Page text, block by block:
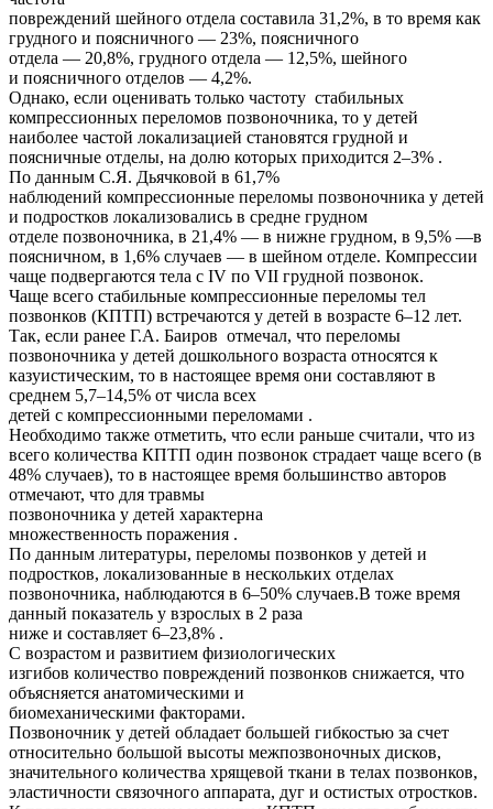
повреждений шейного отдела составила 31,2%, в то время как
грудного и поясничного — 23%, поясничного
отдела — 20,8%, грудного отдела — 12,5%, шейного
и поясничного отделов — 4,2%.
Однако, если оценивать только частоту стабильных
компрессионных переломов позвоночника, то у детей
наиболее частой локализацией становятся грудной и
поясничные отделы, на долю которых приходится 2–3% .
По данным С.Я. Дьячковой в 61,7%
наблюдений компрессионные переломы позвоночника у детей
и подростков локализовались в средне грудном
отделе позвоночника, в 21,4% — в нижне грудном, в 9,5% —в
поясничном, в 1,6% случаев — в шейном отделе. Компрессии
чаще подвергаются тела с IV по VII грудной позвонок.
Чаще всего стабильные компрессионные переломы тел
позвонков (КПТП) встречаются у детей в возрасте 6–12 лет.
Так, если ранее Г.А. Баиров отмечал, что переломы
позвоночника у детей дошкольного возраста относятся к
казуистическим, то в настоящее время они составляют в
среднем 5,7–14,5% от числа всех
детей с компрессионными переломами .
Необходимо также отметить, что если раньше считали, что из
всего количества КПТП один позвонок страдает чаще всего (в
48% случаев), то в настоящее время большинство авторов
отмечают, что для травмы
позвоночника у детей характерна
множественность поражения .
По данным литературы, переломы позвонков у детей и
подростков, локализованные в нескольких отделах
позвоночника, наблюдаются в 6–50% случаев.В тоже время
данный показатель у взрослых в 2 раза
ниже и составляет 6–23,8% .
С возрастом и развитием физиологических
изгибов количество повреждений позвонков снижается, что
объясняется анатомическими и
биомеханическими факторами.
Позвоночник у детей обладает большей гибкостью за счет
относительно большой высоты межпозвоночных дисков,
значительного количества хрящевой ткани в телах позвонков,
эластичности связочного аппарата, дуг и остистых отростков.